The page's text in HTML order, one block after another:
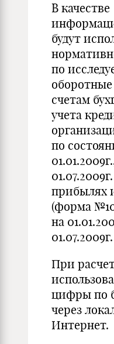
В качестве
будут
по
счетам
учета
по
прибылях
(форма
на
01.07.2009г.
При
цифры по
через
Интернет.